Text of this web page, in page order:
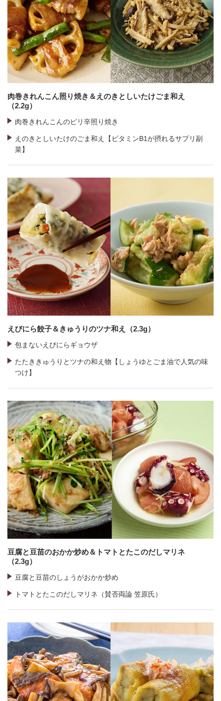
肉巻きれんこん照り焼き＆えのきとしいたけごま和え
（2.2g）
肉巻きれんこんのピリ辛照り焼き
えのきとしいたけのごま和え【ビタミンB1が摂れるサプリ副
菜】
えびにら餃子＆きゅうりのツナ和え（2.3g）
包まないえびにらギョウザ
たたききゅうりとツナの和え物【しょうゆとごま油で人気の味
つけ】
豆腐と豆苗のおかか炒め＆トマトとたこのだしマリネ
（2.3g）
豆腐と豆苗のしょうがおかか炒め
トマトとたこのだしマリネ（賛否両論 笠原氏）